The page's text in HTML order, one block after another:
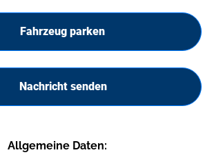
Fahrzeug parken
Nachricht senden
Allgemeine Daten: